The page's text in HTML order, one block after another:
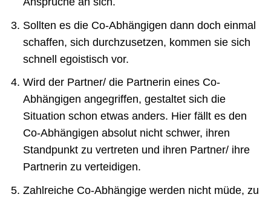
Sollten es die Co-Abhängigen dann doch einmal
schaffen, sich durchzusetzen, kommen sie sich
schnell egoistisch vor.
Wird der Partner/ die Partnerin eines Co-
Abhängigen angegriffen, gestaltet sich die
Situation schon etwas anders. Hier fällt es den
Co-Abhängigen absolut nicht schwer, ihren
Standpunkt zu vertreten und ihren Partner/ ihre
Partnerin zu verteidigen.
Zahlreiche Co-Abhängige werden nicht müde, zu